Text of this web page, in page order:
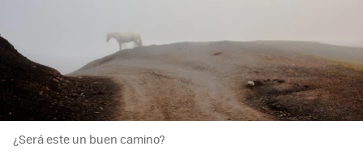
¿Será este un buen camino?